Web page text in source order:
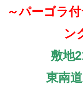
～パーゴラ
ン
敷地
東南